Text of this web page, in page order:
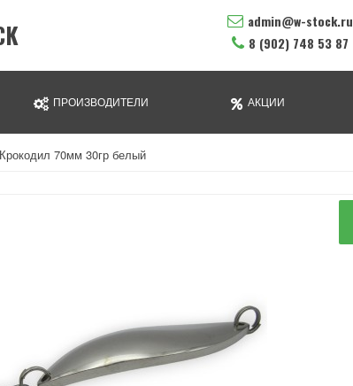
admin@w-stock.ru
8 (902) 748 53 87
ПРОИЗВОДИТЕЛИ АКЦИИ
70мм 30гр белый